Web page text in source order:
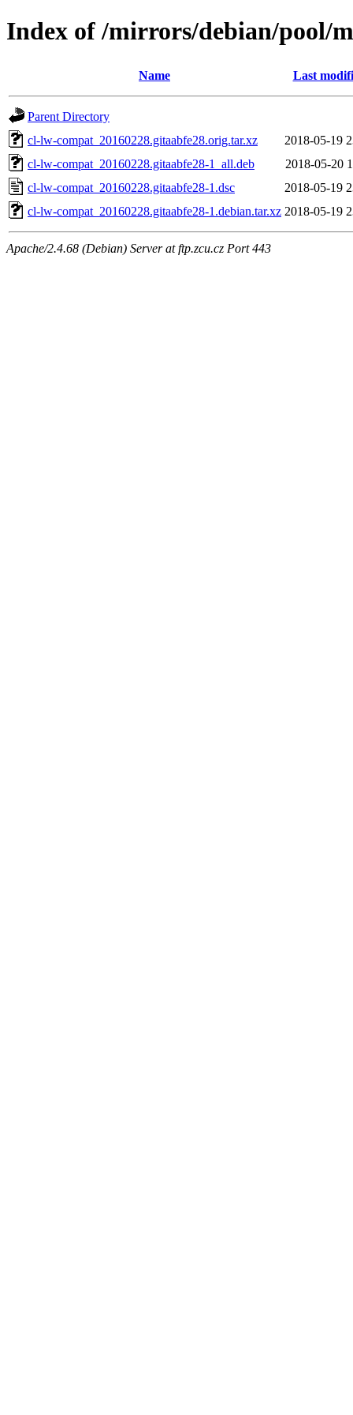
Index of /mirrors/debian/pool/
Name Last
Parent Directory
cl-lw-compat_20160228.gitaabfe28.orig.tar.xz
2018-05-19
cl-lw-compat_20160228.gitaabfe28-1_all.deb
2018-05-20
cl-lw-compat_20160228.gitaabfe28-1.dsc
2018-05-19
cl-lw-compat_20160228.gitaabfe28-1.debian.tar.xz 2018-05-19
Apache/2.4.68 (Debian) Server at ftp.zcu.cz Port 443